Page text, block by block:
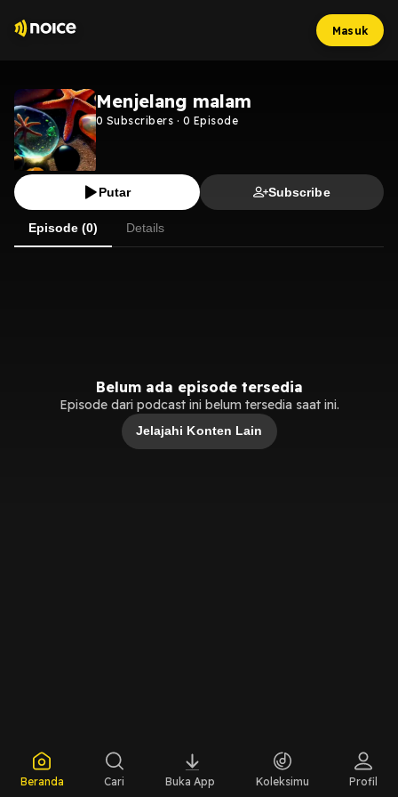
Masuk
Menjelang malam
0 Subscribers · 0 Episode
Putar Subscribe
Episode (0) Details
Belum ada episode tersedia
Episode dari podcast ini belum tersedia saat ini.
Jelajahi Konten Lain
Beranda Cari Buka App Koleksimu Profil